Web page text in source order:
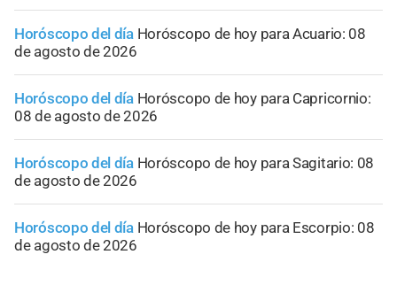
Horóscopo del día Horóscopo de hoy para Acuario: 08
de agosto de 2026
Horóscopo del día Horóscopo de hoy para Capricornio:
08 de agosto de 2026
Horóscopo del día Horóscopo de hoy para Sagitario: 08
de agosto de 2026
Horóscopo del día Horóscopo de hoy para Escorpio: 08
de agosto de 2026